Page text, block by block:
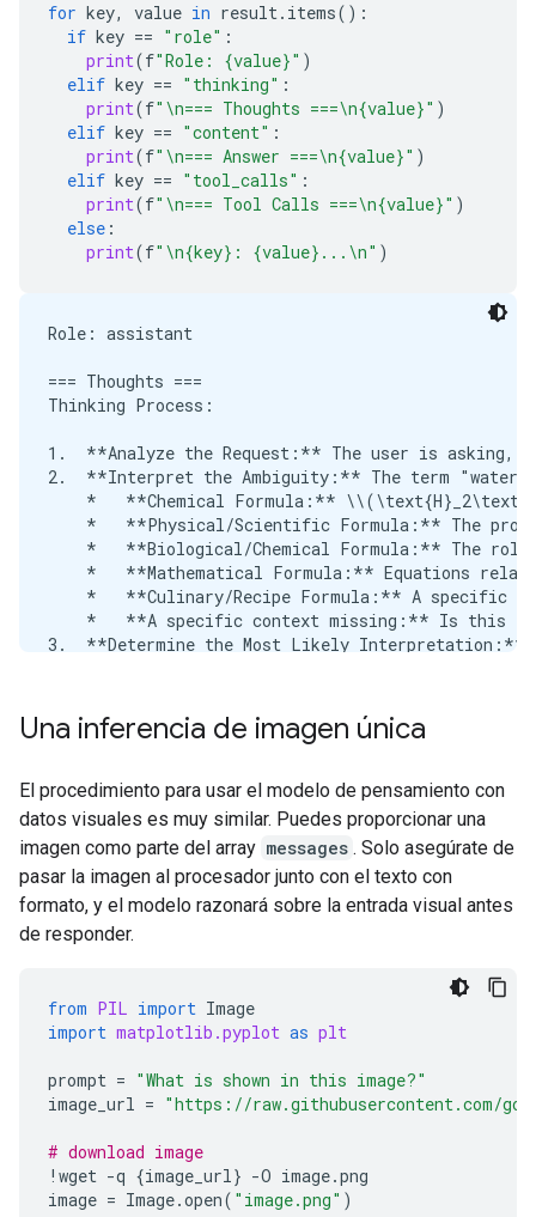
The fundamental chemical formula for water is:
$$\text{H}_2\text{O}$$
*   **H** represents the element **Hydrogen**.
*   **O** represents the element **Oxygen**.
This formula indicates that one molecule of water
Beyond the formula, the "formula" also describes
*   **Polarity:** Water is a highly **polar**
*   **Hydrogen Bonding:** The polarity allows
### 3. Formula in Physics/Thermodynamics
If you are referring to a physical formula, it
*   **Specific Heat Capacity:** The amount of
*   **Density and Volume:** Equations relating
for key, value in result. items():
if key == "role" :
print(f"Role: {value}" )
elif key == "thinking" :
print(f" \n=== Thoughts ===\n{value}" )
elif key == "content" :
print(f" \n=== Answer ===\n{value}" )
elif key == "tool_calls" :
print(f" \n=== Tool Calls ===\n{value}" )
else :
print(f" \n{key}: {value}... \n" )
Role: assistant
=== Thoughts ===
Thinking Process:
1.  **Analyze the Request:** The user is asking,
2.  **Interpret the Ambiguity:** The term "water
*   **Chemical Formula:**
*   **Physical/Scientific Formula:** The
*   **Biological/Chemical Formula:** The
*   **Mathematical Formula:** Equations
*   **Culinary/Recipe Formula:** A specific
*   **A specific context missing:** Is this
3.  **Determine the Most Likely Interpretation:**
6.  **Review Constraints (Self-Correction/Identity
*   Start with the most direct answer
    *   Explain the components and bonding.
*   Offer context for other possible
=== Answer ===
The term "water formula" can be interpreted in
### 1. Chemical Formula (The Most Common Answer)
*   **H** represents the element **Hydrogen**.
Una inferencia de imagen única
El procedimiento para usar el modelo de pensamiento con
datos visuales es muy similar. Puedes proporcionar una
imagen como parte del array messages . Solo asegúrate de
pasar la imagen al procesador junto con el texto con
formato, y el modelo razonará sobre la entrada visual antes
de responder.
from PIL import Image
import matplotlib.pyplot as plt
prompt = "What is shown in this image?"
image_url = "https://raw.githubusercontent.com/
# download image
! wget -q {image_url} -O image.png
image = Image.open( "image.png" )